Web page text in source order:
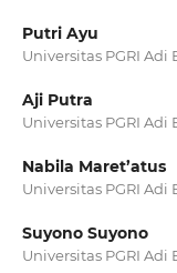
Putri Ayu
Universitas PGRI Adi
Aji Putra
Universitas PGRI Adi
Nabila Maret’atus
Universitas PGRI Adi
Suyono Suyono
Universitas PGRI Adi